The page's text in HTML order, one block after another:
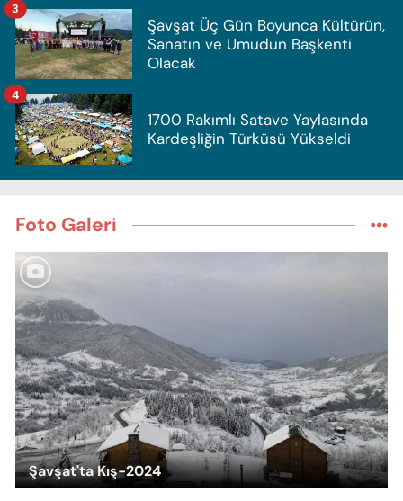
Şavşat Üç Gün Boyunca Kültürün,
Sanatın ve Umudun Başkenti
Olacak
3
1700 Rakımlı Satave Yaylasında
Kardeşliğin Türküsü Yükseldi
4
Foto Galeri
Şavşat'ta Kış-2024